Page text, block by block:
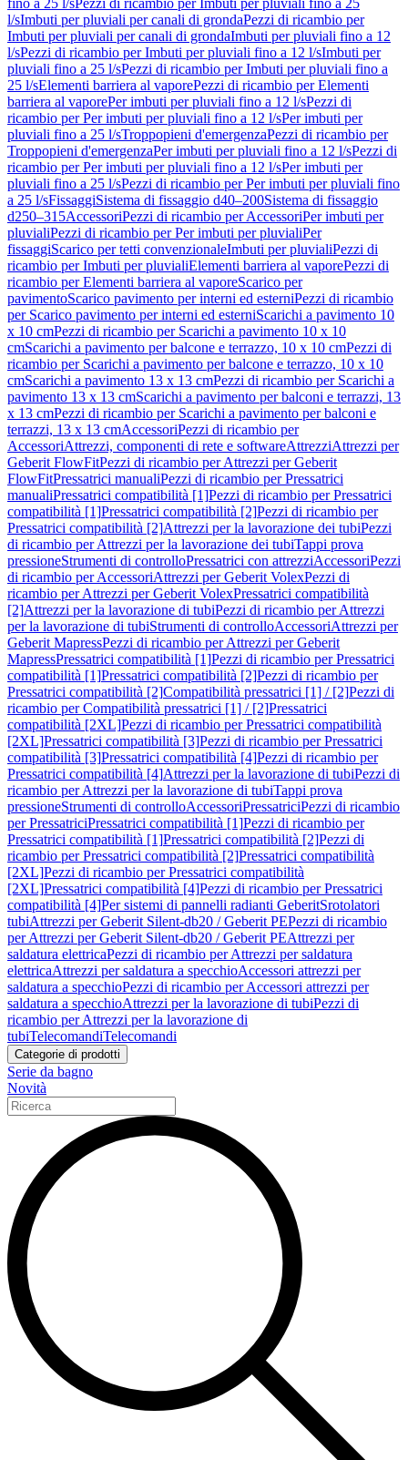
fino a 25 l/sPezzi di ricambio per Imbuti per pluviali fino a 25
l/sImbuti per pluviali per canali di grondaPezzi di ricambio per
Imbuti per pluviali per canali di grondaImbuti per pluviali fino a 12
l/sPezzi di ricambio per Imbuti per pluviali fino a 12 l/sImbuti per
pluviali fino a 25 l/sPezzi di ricambio per Imbuti per pluviali fino a
25 l/sElementi barriera al vaporePezzi di ricambio per Elementi
barriera al vaporePer imbuti per pluviali fino a 12 l/sPezzi di
ricambio per Per imbuti per pluviali fino a 12 l/sPer imbuti per
pluviali fino a 25 l/sTroppopieni d'emergenzaPezzi di ricambio per
Troppopieni d'emergenzaPer imbuti per pluviali fino a 12 l/sPezzi di
ricambio per Per imbuti per pluviali fino a 12 l/sPer imbuti per
pluviali fino a 25 l/sPezzi di ricambio per Per imbuti per pluviali fino
a 25 l/sFissaggiSistema di fissaggio d40–200Sistema di fissaggio
d250–315AccessoriPezzi di ricambio per AccessoriPer imbuti per
pluvialiPezzi di ricambio per Per imbuti per pluvialiPer
fissaggiScarico per tetti convenzionaleImbuti per pluvialiPezzi di
ricambio per Imbuti per pluvialiElementi barriera al vaporePezzi di
ricambio per Elementi barriera al vaporeScarico per
pavimentoScarico pavimento per interni ed esterniPezzi di ricambio
per Scarico pavimento per interni ed esterniScarichi a pavimento 10
x 10 cmPezzi di ricambio per Scarichi a pavimento 10 x 10
cmScarichi a pavimento per balcone e terrazzo, 10 x 10 cmPezzi di
ricambio per Scarichi a pavimento per balcone e terrazzo, 10 x 10
cmScarichi a pavimento 13 x 13 cmPezzi di ricambio per Scarichi a
pavimento 13 x 13 cmScarichi a pavimento per balconi e terrazzi, 13
x 13 cmPezzi di ricambio per Scarichi a pavimento per balconi e
terrazzi, 13 x 13 cmAccessoriPezzi di ricambio per
AccessoriAttrezzi, componenti di rete e softwareAttrezziAttrezzi per
Geberit FlowFitPezzi di ricambio per Attrezzi per Geberit
FlowFitPressatrici manualiPezzi di ricambio per Pressatrici
manualiPressatrici compatibilità [1]Pezzi di ricambio per Pressatrici
compatibilità [1]Pressatrici compatibilità [2]Pezzi di ricambio per
Pressatrici compatibilità [2]Attrezzi per la lavorazione dei tubiPezzi
di ricambio per Attrezzi per la lavorazione dei tubiTappi prova
pressioneStrumenti di controlloPressatrici con attrezziAccessoriPezzi
di ricambio per AccessoriAttrezzi per Geberit VolexPezzi di
ricambio per Attrezzi per Geberit VolexPressatrici compatibilità
[2]Attrezzi per la lavorazione di tubiPezzi di ricambio per Attrezzi
per la lavorazione di tubiStrumenti di controlloAccessoriAttrezzi per
Geberit MapressPezzi di ricambio per Attrezzi per Geberit
MapressPressatrici compatibilità [1]Pezzi di ricambio per Pressatrici
compatibilità [1]Pressatrici compatibilità [2]Pezzi di ricambio per
Pressatrici compatibilità [2]Compatibilità pressatrici [1] / [2]Pezzi di
ricambio per Compatibilità pressatrici [1] / [2]Pressatrici
compatibilità [2XL]Pezzi di ricambio per Pressatrici compatibilità
[2XL]Pressatrici compatibilità [3]Pezzi di ricambio per Pressatrici
compatibilità [3]Pressatrici compatibilità [4]Pezzi di ricambio per
Pressatrici compatibilità [4]Attrezzi per la lavorazione di tubiPezzi di
ricambio per Attrezzi per la lavorazione di tubiTappi prova
pressioneStrumenti di controlloAccessoriPressatriciPezzi di ricambio
per PressatriciPressatrici compatibilità [1]Pezzi di ricambio per
Pressatrici compatibilità [1]Pressatrici compatibilità [2]Pezzi di
ricambio per Pressatrici compatibilità [2]Pressatrici compatibilità
[2XL]Pezzi di ricambio per Pressatrici compatibilità
[2XL]Pressatrici compatibilità [4]Pezzi di ricambio per Pressatrici
compatibilità [4]Per sistemi di pannelli radianti GeberitSrotolatori
tubiAttrezzi per Geberit Silent-db20 / Geberit PEPezzi di ricambio
per Attrezzi per Geberit Silent-db20 / Geberit PEAttrezzi per
saldatura elettricaPezzi di ricambio per Attrezzi per saldatura
elettricaAttrezzi per saldatura a specchioAccessori attrezzi per
saldatura a specchioPezzi di ricambio per Accessori attrezzi per
saldatura a specchioAttrezzi per la lavorazione di tubiPezzi di
ricambio per Attrezzi per la lavorazione di
tubiTelecomandiTelecomandi
Categorie di prodotti
Serie da bagno
Novità